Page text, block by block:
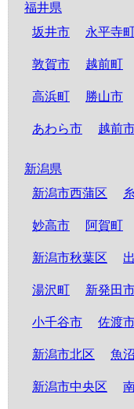
福井県
坂井市
永平寺
敦賀市 越前町
高浜町 勝山市
あわら市 越前
新潟県
新潟市西蒲区
妙高市 阿賀町
新潟市秋葉区
湯沢町 新発田
小千谷市 佐渡
新潟市北区 魚
新潟市中央区